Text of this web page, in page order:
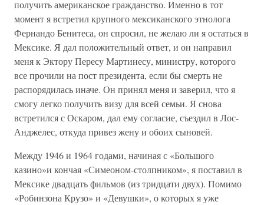
получить американское гражданство. Именно в тот
момент я встретил крупного мексиканского этнолога
Фернандо Бенитеса, он спросил, не желаю ли я остаться в
Мексике. Я дал положительный ответ, и он направил
меня к Эктору Пересу Мартинесу, министру, которого
все прочили на пост президента, если бы смерть не
распорядилась иначе. Он принял меня и заверил, что я
смогу легко получить визу для всей семьи. Я снова
встретился с Оскаром, дал ему согласие, съездил в Лос-
Анджелес, откуда привез жену и обоих сыновей.
Между 1946 и 1964 годами, начиная с «Большого
казино»и кончая «Симеоном-столпником», я поставил в
Мексике двадцать фильмов (из тридцати двух). Помимо
«Робинзона Крузо» и «Девушки», о которых я уже